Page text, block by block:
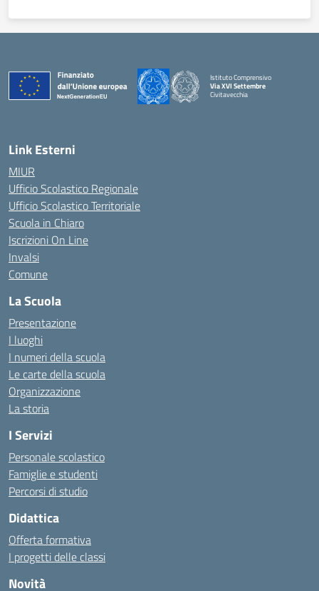
Istituto Comprensivo
Via XVI Settembre
Civitavecchia
Link Esterni
MIUR
Ufficio Scolastico Regionale
Ufficio Scolastico Territoriale
Scuola in Chiaro
Iscrizioni On Line
Invalsi
Comune
La Scuola
Presentazione
I luoghi
I numeri della scuola
Le carte della scuola
Organizzazione
La storia
I Servizi
Personale scolastico
Famiglie e studenti
Percorsi di studio
Didattica
Offerta formativa
I progetti delle classi
Novità